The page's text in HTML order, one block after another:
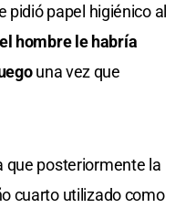
pidió papel higiénico al
el hombre le habría
una vez que
que posteriormente la
cuarto utilizado como